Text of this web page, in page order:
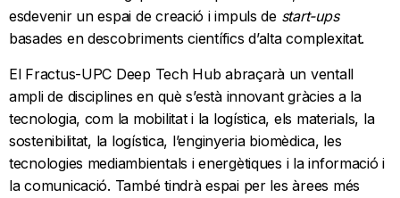
esdevenir un espai de creació i impuls de start-ups
basades en descobriments científics d’alta complexitat.
El Fractus-UPC Deep Tech Hub abraçarà un ventall
ampli de disciplines en què s’està innovant gràcies a la
tecnologia, com la mobilitat i la logística, els materials, la
sostenibilitat, la logística, l’enginyeria biomèdica, les
tecnologies mediambientals i energètiques i la informació i
la comunicació. També tindrà espai per les àrees més